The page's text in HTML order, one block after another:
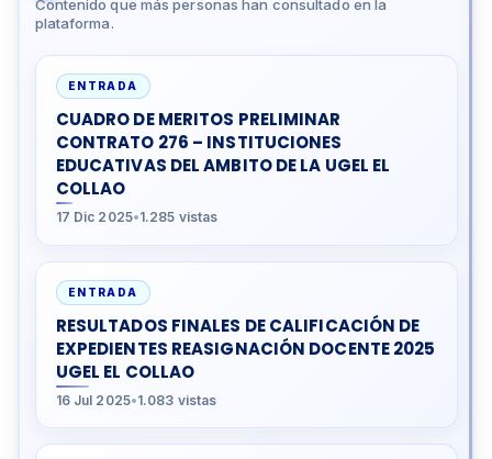
Contenido que más personas han consultado en la
plataforma.
ENTRADA
CUADRO DE MERITOS PRELIMINAR
CONTRATO 276 – INSTITUCIONES
EDUCATIVAS DEL AMBITO DE LA UGEL EL
COLLAO
17 Dic 2025•1.285 vistas
ENTRADA
RESULTADOS FINALES DE CALIFICACIÓN DE
EXPEDIENTES REASIGNACIÓN DOCENTE 2025
UGEL EL COLLAO
16 Jul 2025•1.083 vistas